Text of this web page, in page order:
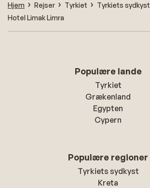
Hjem Rejser Tyrkiet Tyrkiets sydkyst
Hotel Limak Limra
Populære lande
Tyrkiet
Grækenland
Egypten
Cypern
Populære regioner
Tyrkiets sydkyst
Kreta